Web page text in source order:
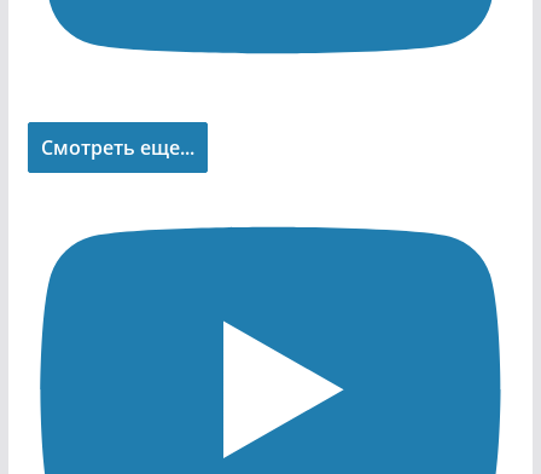
Смотреть еще...